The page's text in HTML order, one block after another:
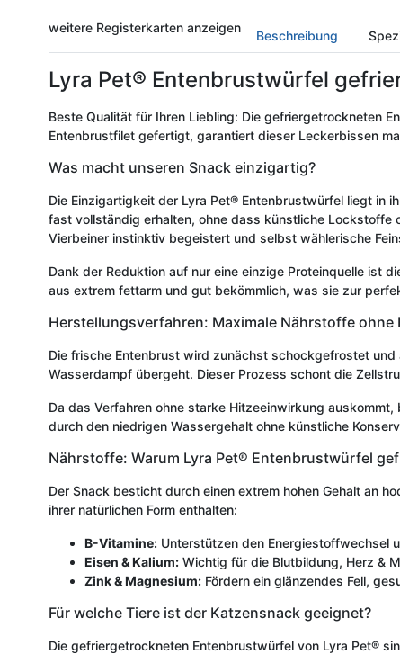
weitere Registerkarten anzeigen
Beschreibung
Lyra Pet® Entenbrustwürfel
Beste Qualität für Ihren Liebling: Die gefriergetrockneten
Entenbrustfilet gefertigt, garantiert dieser Leckerbissen
Was macht unseren Snack einzigartig?
Die Einzigartigkeit der Lyra Pet® Entenbrustwürfel liegt in
fast vollständig erhalten, ohne dass künstliche Lockstoffe
Vierbeiner instinktiv begeistert und selbst wählerische
Dank der Reduktion auf nur eine einzige Proteinquelle ist
aus extrem fettarm und gut bekömmlich, was sie zur
Herstellungsverfahren: Maximale Nährstoffe ohne
Die frische Entenbrust wird zunächst schockgefrostet
Wasserdampf übergeht. Dieser Prozess schont die
Da das Verfahren ohne starke Hitzeeinwirkung
durch den niedrigen Wassergehalt ohne künstliche
Nährstoffe: Warum Lyra Pet® Entenbrustwürfel
Der Snack besticht durch einen extrem hohen Gehalt an
ihrer natürlichen Form enthalten:
B-Vitamine: Unterstützen den Energiestoffwechsel
Eisen & Kalium: Wichtig für die Blutbildung, Herz &
Zink & Magnesium: Fördern ein glänzendes Fell,
Für welche Tiere ist der Katzensnack geeignet?
Die gefriergetrockneten Entenbrustwürfel von Lyra Pet®